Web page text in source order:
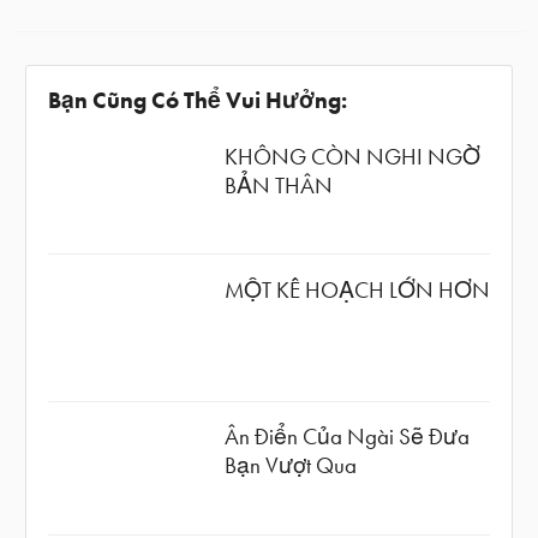
Bạn Cũng Có Thể Vui Hưởng:
KHÔNG CÒN NGHI NGỜ
BẢN THÂN
MỘT KẾ HOẠCH LỚN HƠN
Ân Điển Của Ngài Sẽ Đưa
Bạn Vượt Qua